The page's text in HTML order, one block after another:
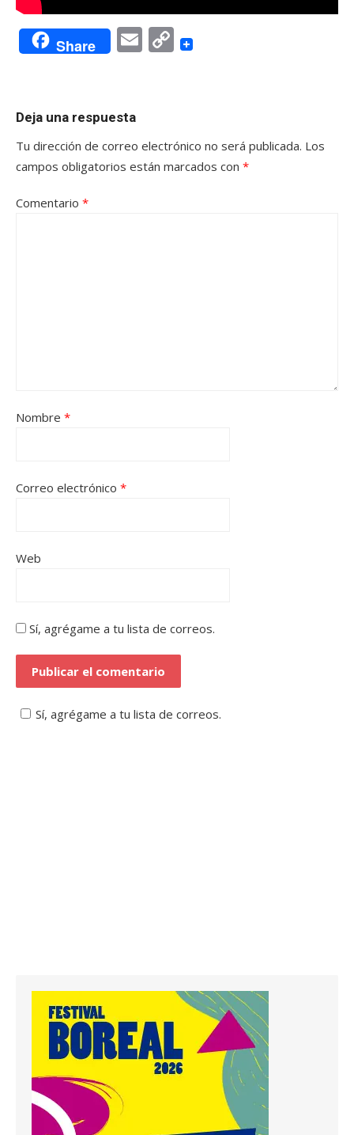
Share EmailCopy
Deja una respuesta
Tu dirección de correo electrónico no será publicada. Los
campos obligatorios están marcados con *
Comentario *
Nombre *
Correo electrónico *
Web
Sí, agrégame a tu lista de correos.
Sí, agrégame a tu lista de correos.